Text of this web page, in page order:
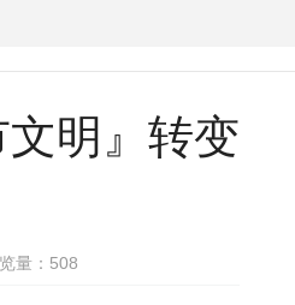
明』转变
量： 508